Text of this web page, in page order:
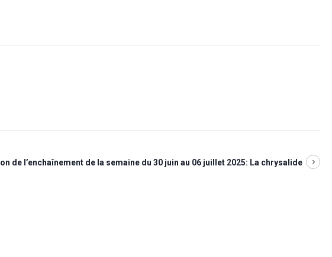
de l’enchaînement de la semaine du 30 juin au 06 juillet 2025: La chrysalide